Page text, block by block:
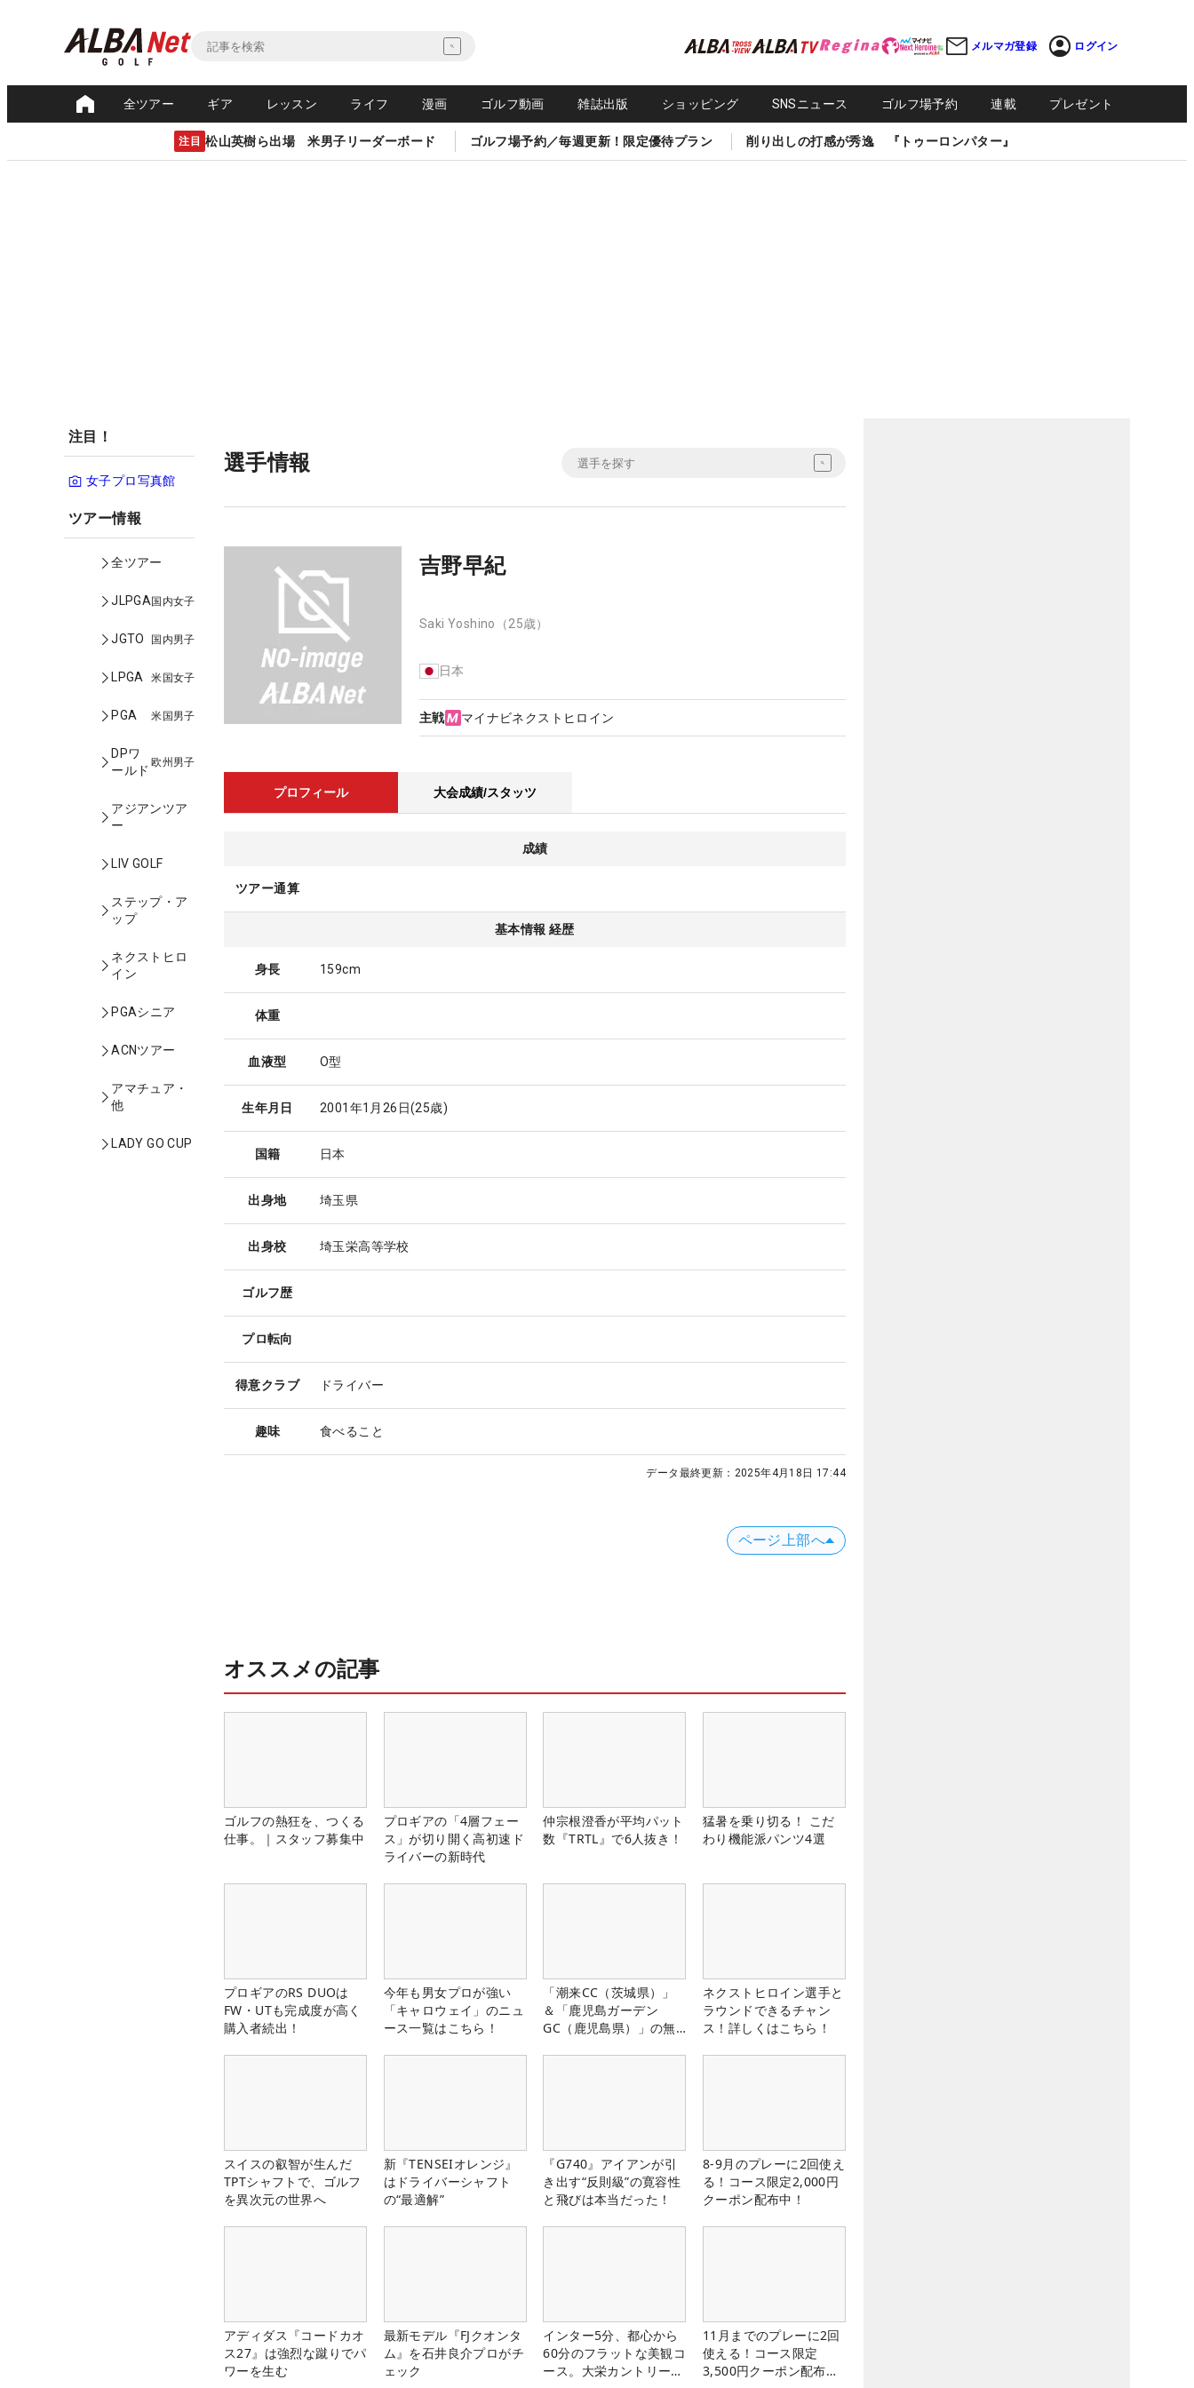
メルマガ登録 ログイン
全ツアー ギア レッスン ライフ 漫画 ゴルフ動画 雑誌出版 ショッピング SNSニュース ゴルフ場予約 連載 プレゼント
注目 松山英樹ら出場 米男子リーダーボード ゴルフ場予約／毎週更新！限定優待プラン 削り出しの打感が秀逸 『トゥーロンパター』
注目！
女子プロ写真館
ツアー情報
全ツアー
JLPGA国内女子
JGTO 国内男子
LPGA 米国女子
PGA 米国男子
DPワ
ールド
欧州男子
アジアンツア
ー
LIV GOLF
ステップ・ア
ップ
ネクストヒロ
イン
PGAシニア
ACNツアー
アマチュア・
他
LADY GO CUP
選手情報
吉野早紀
Saki Yoshino （25歳）
日本
主戦 マイナビネクストヒロイン
プロフィール 大会成績/スタッツ
成績
ツアー通算
基本情報 経歴
身長 159cm
体重
血液型 O型
生年月日 2001年1月26日(25歳)
国籍 日本
出身地 埼玉県
出身校 埼玉栄高等学校
ゴルフ歴
プロ転向
得意クラブ ドライバー
趣味 食べること
データ最終更新： 2025年4月18日 17:44
ページ上部へ
オススメの記事
ゴルフの熱狂を、つくる
仕事。｜スタッフ募集中
プロギアの「4層フェー
ス」が切り開く高初速ド
ライバーの新時代
仲宗根澄香が平均パット
数『TRTL』で6人抜き！
猛暑を乗り切る！ こだ
わり機能派パンツ4選
プロギアのRS DUOは
FW・UTも完成度が高く
購入者続出！
今年も男女プロが強い
「キャロウェイ」のニュ
ース一覧はこちら！
「潮来CC（茨城県）」
＆「鹿児島ガーデン
GC（鹿児島県）」の無
ネクストヒロイン選手と
ラウンドできるチャン
ス！詳しくはこちら！
スイスの叡智が生んだ
TPTシャフトで、ゴルフ
を異次元の世界へ
新『TENSEIオレンジ』
はドライバーシャフト
の“最適解”
『G740』アイアンが引
き出す“反則級”の寛容性
と飛びは本当だった！
8-9月のプレーに2回使え
る！コース限定2,000円
クーポン配布中！
アディダス『コードカオ
ス27』は強烈な蹴りでパ
ワーを生む
最新モデル『FJクオンタ
ム』を石井良介プロがチ
ェック
インター5分、都心から
60分のフラットな美観コ
ース。大栄カントリー俱
11月までのプレーに2回
使える！コース限定
3,500円クーポン配布